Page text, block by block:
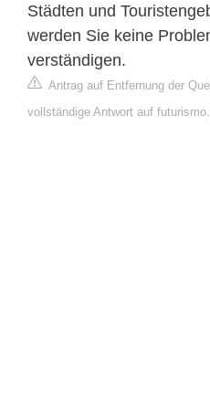
Städten und
werden Sie keine
verständigen.
Antrag auf Entfernung der
vollständige Antwort auf